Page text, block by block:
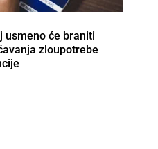
usmeno će braniti
zloupotrebe